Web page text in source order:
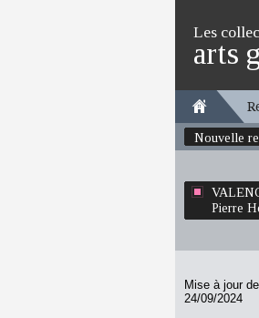
Les
arts
Nouvelle
Pierre
Mise à jour
24/09/2024